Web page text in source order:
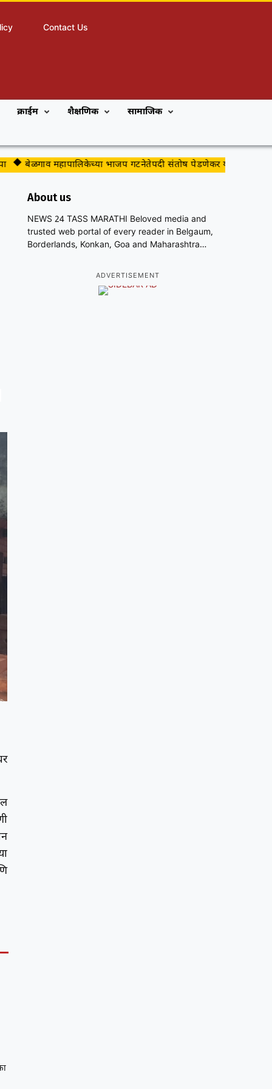
Contact Us
क्राईम शैक्षणिक सामाजिक
बेळगाव महापालिकेच्या भाजप गटनेतेपदी संतोष पेडणेकर यांची नियुक्ती
About us
NEWS 24 TASS MARATHI Beloved media and
trusted web portal of every reader in Belgaum,
Borderlands, Konkan, Goa and Maharashtra…
ADVERTISEMENT